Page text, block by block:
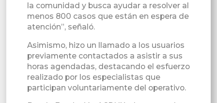
la comunidad y busca ayudar a resolver al
menos 800 casos que están en espera de
atención”, señaló.
Asimismo, hizo un llamado a los usuarios
previamente contactados a asistir a sus
horas agendadas, destacando el esfuerzo
realizado por los especialistas que
participan voluntariamente del operativo.